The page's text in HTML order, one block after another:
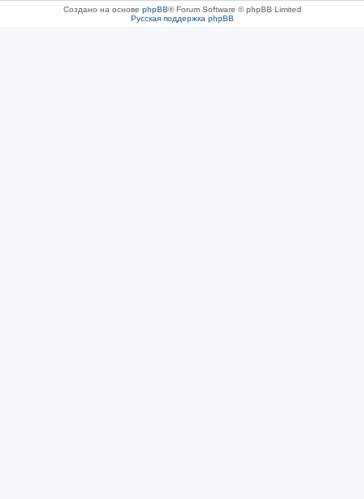
Создано на основе phpBB® Forum Software © phpBB Limited
Русская поддержка phpBB